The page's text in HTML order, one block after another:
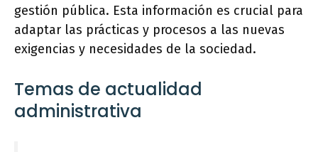
gestión pública. Esta información es crucial para
adaptar las prácticas y procesos a las nuevas
exigencias y necesidades de la sociedad.
Temas de actualidad
administrativa